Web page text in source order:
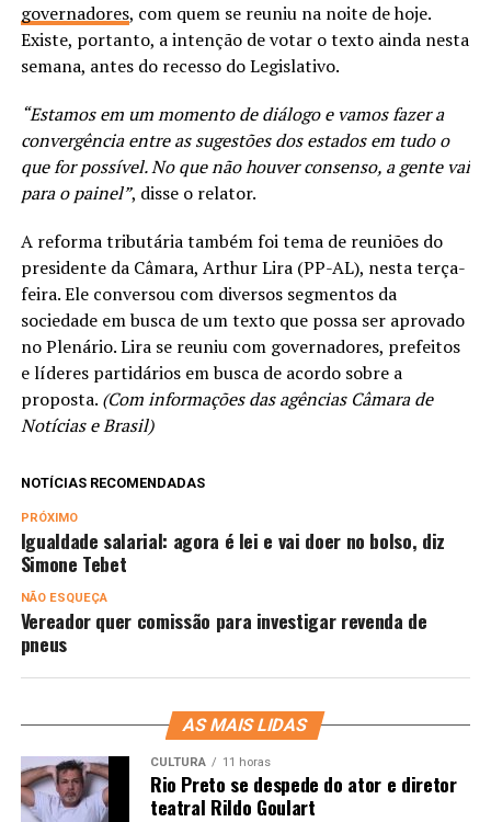
governadores, com quem se reuniu na noite de hoje.
Existe, portanto, a intenção de votar o texto ainda nesta
semana, antes do recesso do Legislativo.
“Estamos em um momento de diálogo e vamos fazer a
convergência entre as sugestões dos estados em tudo o
que for possível. No que não houver consenso, a gente vai
para o painel”, disse o relator.
A reforma tributária também foi tema de reuniões do
presidente da Câmara, Arthur Lira (PP-AL), nesta terça-
feira. Ele conversou com diversos segmentos da
sociedade em busca de um texto que possa ser aprovado
no Plenário. Lira se reuniu com governadores, prefeitos
e líderes partidários em busca de acordo sobre a
proposta. (Com informações das agências Câmara de
Notícias e Brasil)
NOTÍCIAS RECOMENDADAS
PRÓXIMO
Igualdade salarial: agora é lei e vai doer no bolso, diz
Simone Tebet
NÃO ESQUEÇA
Vereador quer comissão para investigar revenda de
pneus
AS MAIS LIDAS
CULTURA 11 horas
Rio Preto se despede do ator e diretor
teatral Rildo Goulart